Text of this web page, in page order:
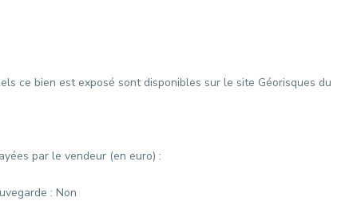
ce bien est exposé sont disponibles sur le site Géorisques du
par le vendeur (en euro) :
: Non